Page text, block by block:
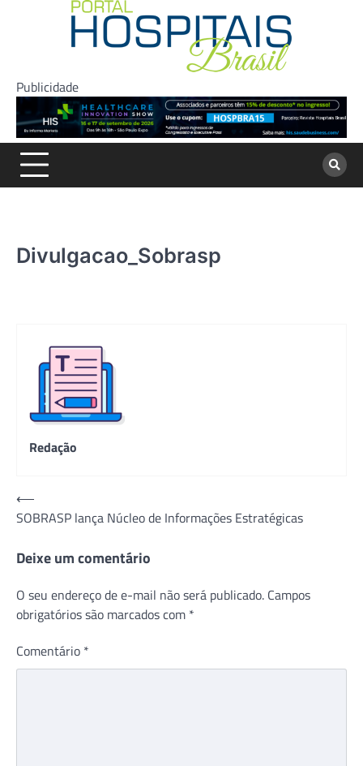
Publicidade
Divulgacao_Sobrasp
Redação
Navegação
de
Post
⟵
SOBRASP lança Núcleo de Informações Estratégicas
Deixe um comentário
O seu endereço de e-mail não será publicado. Campos
obrigatórios são marcados com *
Comentário *